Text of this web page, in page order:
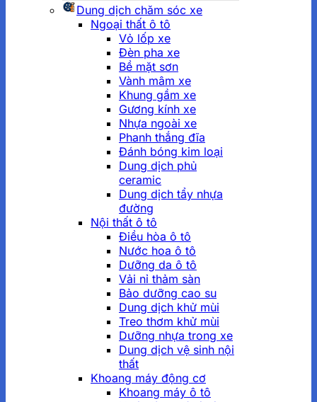
Dung dịch chăm sóc xe
Ngoại thất ô tô
Vỏ lốp xe
Đèn pha xe
Bề mặt sơn
Vành mâm xe
Khung gầm xe
Gương kính xe
Nhựa ngoài xe
Phanh thắng đĩa
Đánh bóng kim loại
Dung dịch phủ
ceramic
Dung dịch tẩy nhựa
đường
Nội thất ô tô
Điều hòa ô tô
Nước hoa ô tô
Dưỡng da ô tô
Vải nỉ thảm sàn
Bảo dưỡng cao su
Dung dịch khử mùi
Treo thơm khử mùi
Dưỡng nhựa trong xe
Dung dịch vệ sinh nội
thất
Khoang máy động cơ
Khoang máy ô tô